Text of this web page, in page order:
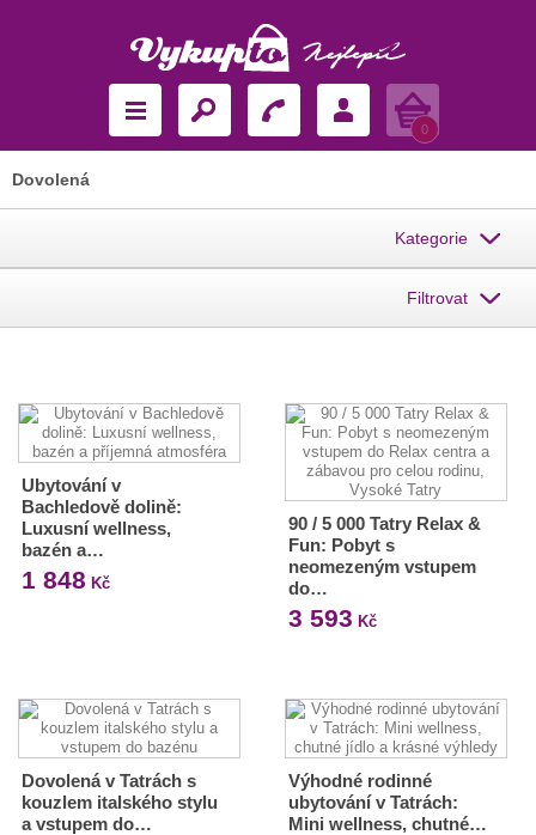
Košík
0
Dovolená
Kategorie
Filtrovat
Ubytování v
Bachledově dolině:
Luxusní wellness,
bazén a…
1 848 Kč
90 / 5 000 Tatry Relax &
Fun: Pobyt s
neomezeným vstupem
do…
3 593 Kč
Dovolená v Tatrách s
kouzlem italského stylu
a vstupem do…
Výhodné rodinné
ubytování v Tatrách:
Mini wellness, chutné…